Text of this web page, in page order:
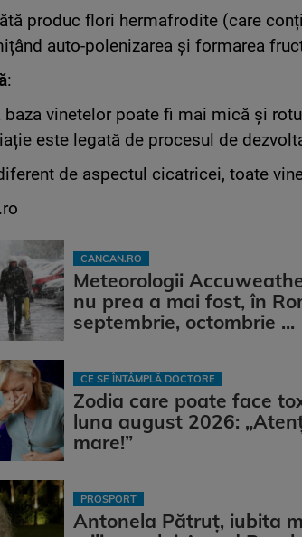
produc flori hermafrodite (care
auto-polenizarea și formarea
:
baza vinetelor poate fi mai mică și
este legată de procesul de
de aspectul cicatricei, toate
CANCAN.RO
Meteorologii
nu prea a mai fost, în
septembrie, octombrie ...
CE SE ÎNTÂMPLĂ DOCTORE
Zodia care poate face
luna august 2026:
mare!”
PROSPORT
Antonela Pătruț, iubita